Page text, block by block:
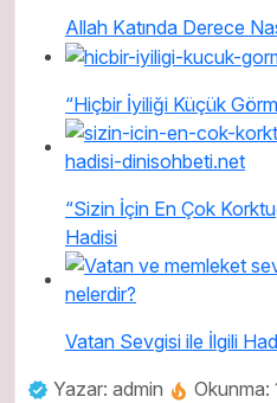
Allah Katında Derece
“Hiçbir İyiliği Küçük
“Sizin İçin En Çok
Hadisi
Vatan Sevgisi ile İlgili
Yazar: admin
Okunma: